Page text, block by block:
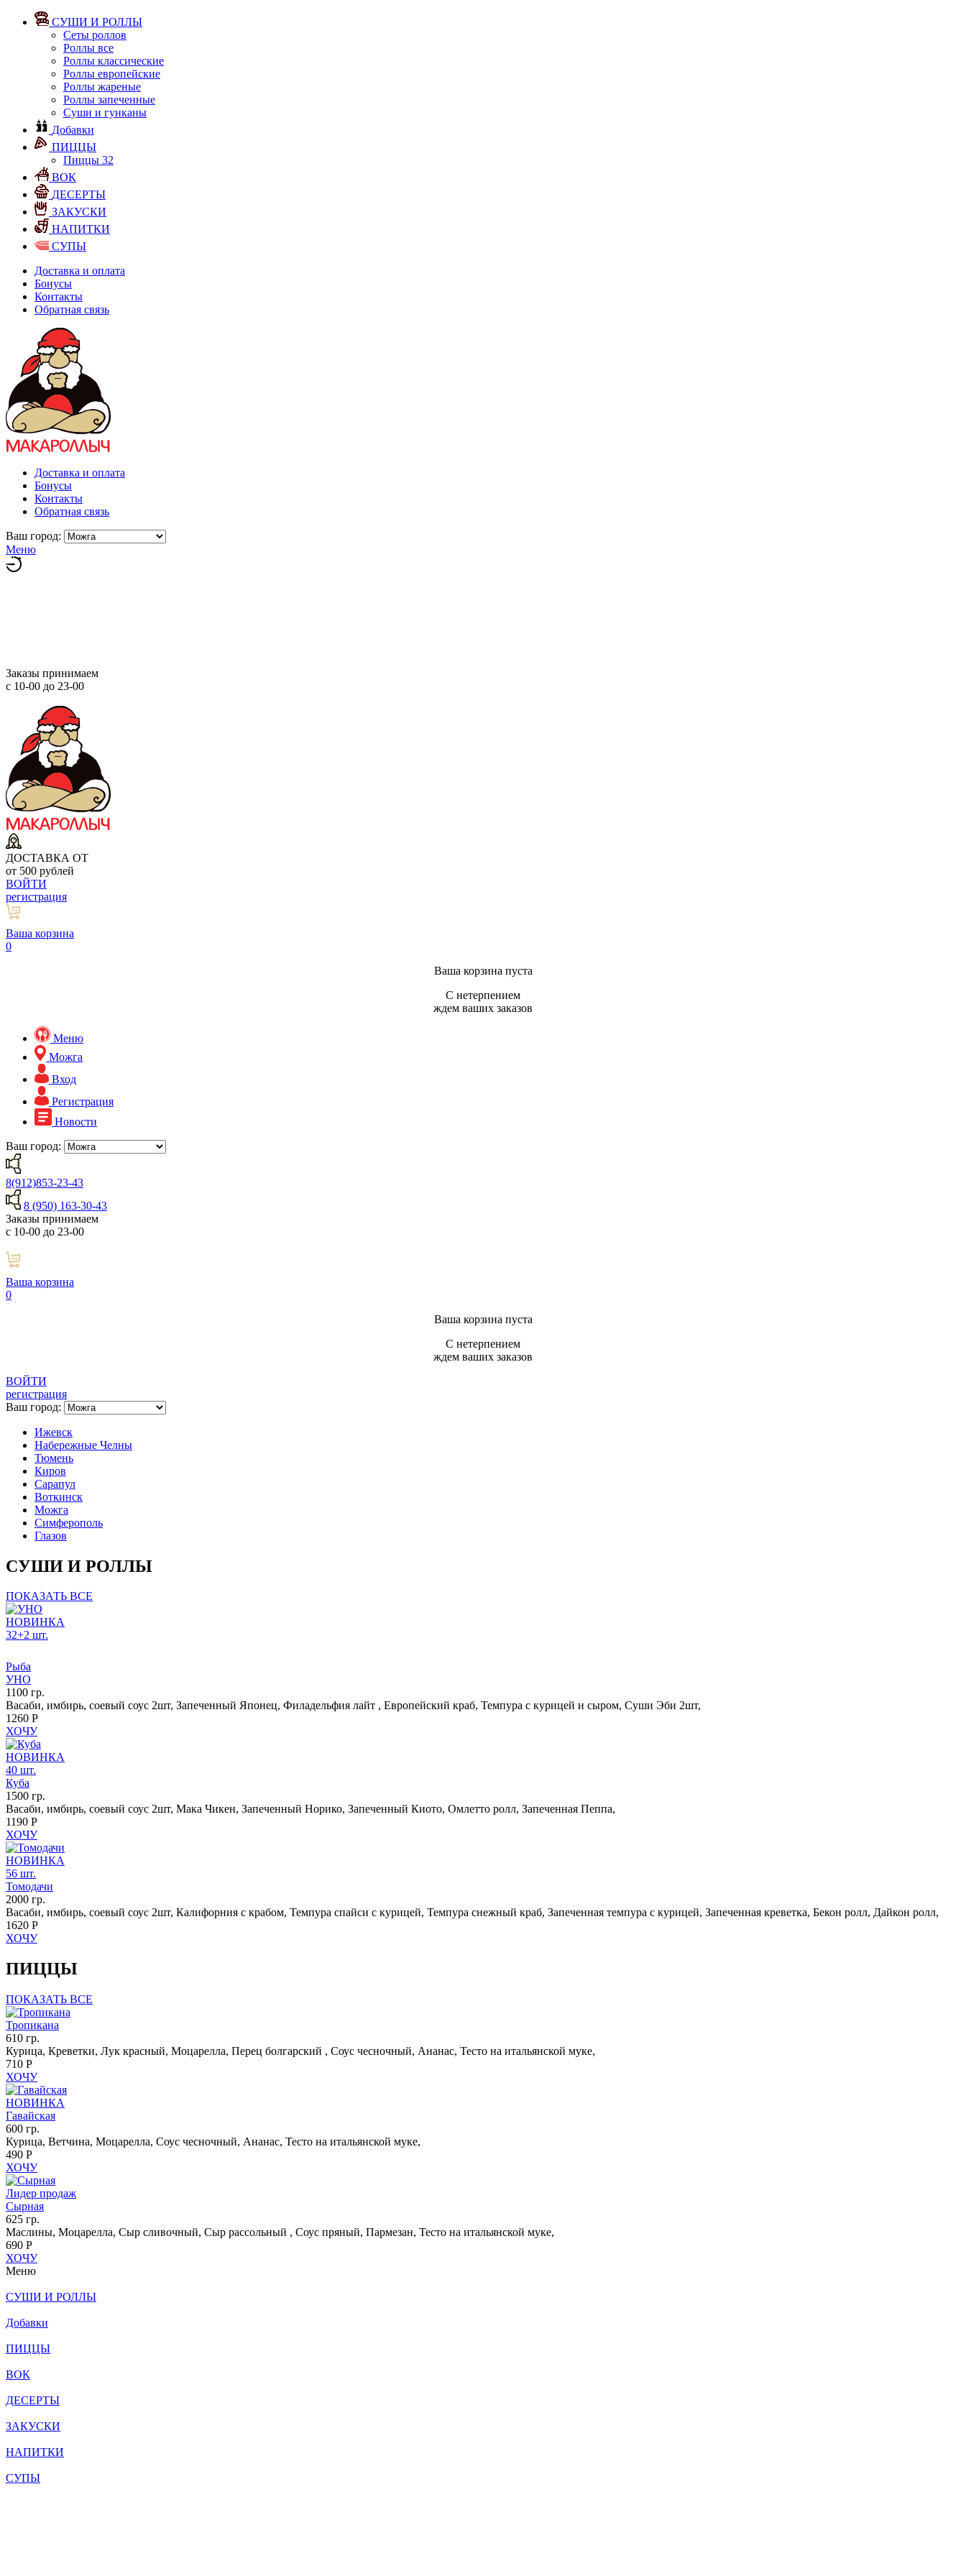
СУШИ И РОЛЛЫ
Сеты роллов
Роллы все
Роллы классические
Роллы европейские
Роллы жареные
Роллы запеченные
Суши и гунканы
Добавки
ПИЦЦЫ
Пиццы 32
ВОК
ДЕСЕРТЫ
ЗАКУСКИ
НАПИТКИ
СУПЫ
Доставка и оплата
Бонусы
Контакты
Обратная связь
Доставка и оплата
Бонусы
Контакты
Обратная связь
Ваш город:
Меню
Заказы принимаем
с 10-00 до 23-00
ДОСТАВКА ОТ
от 500 рублей
ВОЙТИ
регистрация
Ваша корзина
0
Ваша корзина пуста
С нетерпением
ждем ваших заказов
Меню
Можга
Вход
Регистрация
Новости
Ваш город:
8(912)853-23-43
8 (950) 163-30-43
Заказы принимаем
с 10-00 до 23-00
Ваша корзина
0
Ваша корзина пуста
С нетерпением
ждем ваших заказов
ВОЙТИ
регистрация
Ваш город:
Ижевск
Набережные Челны
Тюмень
Киров
Сарапул
Воткинск
Можга
Симферополь
Глазов
СУШИ И РОЛЛЫ
ПОКАЗАТЬ ВСЕ
НОВИНКА
32+2 шт.
Рыба
УНО
1100 гр.
Васаби, имбирь, соевый соус 2шт, Запеченный Японец, Филадельфия лайт , Европейский краб, Темпура с курицей и сыром, Суши Эби 2шт,
1260 Р
ХОЧУ
НОВИНКА
40 шт.
Куба
1500 гр.
Васаби, имбирь, соевый соус 2шт, Мака Чикен, Запеченный Норико, Запеченный Киото, Омлетто ролл, Запеченная Пеппа,
1190 Р
ХОЧУ
НОВИНКА
56 шт.
Томодачи
2000 гр.
Васаби, имбирь, соевый соус 2шт, Калифорния с крабом, Темпура спайси с курицей, Темпура снежный краб, Запеченная темпура с курицей, Запеченная креветка, Бекон ролл, Дайкон ролл,
1620 Р
ХОЧУ
ПИЦЦЫ
ПОКАЗАТЬ ВСЕ
Тропикана
610 гр.
Курица, Креветки, Лук красный, Моцарелла, Перец болгарский , Соус чесночный, Ананас, Тесто на итальянской муке,
710 Р
ХОЧУ
НОВИНКА
Гавайская
600 гр.
Курица, Ветчина, Моцарелла, Соус чесночный, Ананас, Тесто на итальянской муке,
490 Р
ХОЧУ
Лидер продаж
Сырная
625 гр.
Маслины, Моцарелла, Сыр сливочный, Сыр рассольный , Соус пряный, Пармезан, Тесто на итальянской муке,
690 Р
ХОЧУ
Меню
СУШИ И РОЛЛЫ
Добавки
ПИЦЦЫ
ВОК
ДЕСЕРТЫ
ЗАКУСКИ
НАПИТКИ
СУПЫ